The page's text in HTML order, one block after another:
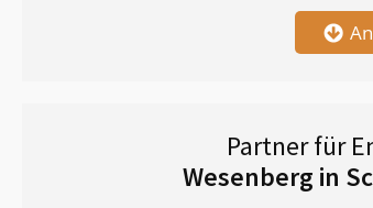
Partner für
Wesenberg in